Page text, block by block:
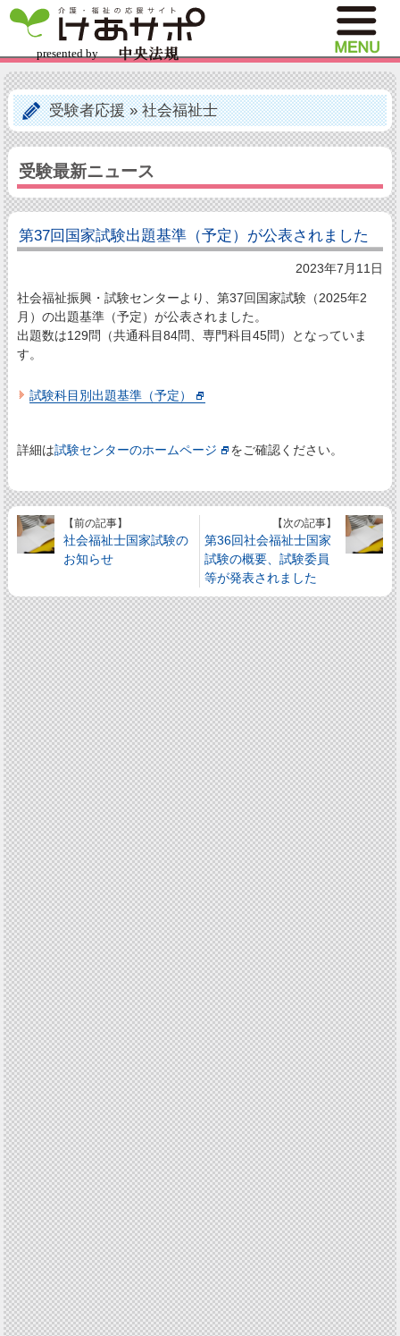
受験者応援»社会福祉士
受験最新ニュース
第37回国家試験出題基準（予定）が公表されました
2023年7月11日
社会福祉振興・試験センターより、第37回国家試験（2025年2
月）の出題基準（予定）が公表されました。
出題数は129問（共通科目84問、専門科目45問）となっていま
す。
試験科目別出題基準（予定）
詳細は試験センターのホームページ をご確認ください。
【前の記事】
社会福祉士国家試験の
お知らせ
【次の記事】
第36回社会福祉士国家
試験の概要、試験委員
等が発表されました